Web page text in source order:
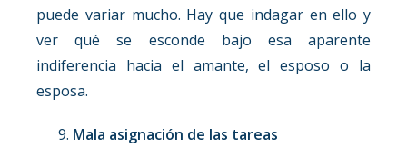
puede variar mucho. Hay que indagar en ello y
ver qué se esconde bajo esa aparente
indiferencia hacia el amante, el esposo o la
esposa.
Mala asignación de las tareas